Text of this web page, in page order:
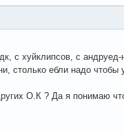
с хуйклипсов, с
столько ебли надо чтобы
О.К ? Да я понимаю